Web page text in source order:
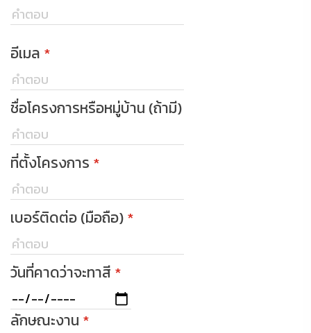
อีเมล *
ชื่อโครงการหรือหมู่บ้าน (ถ้ามี)
ที่ตั้งโครงการ *
เบอร์ติดต่อ (มือถือ)*
วันที่คาดว่าจะทาสี *
ลักษณะงาน *